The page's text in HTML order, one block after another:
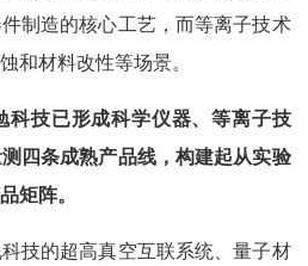
制造的核心工艺，而等离子技术
和材料改性等场景。
科技已形成科学仪器、等离子技
四条成熟产品线，构建起从实验
矩阵。
技的超高真空互联系统、量子材